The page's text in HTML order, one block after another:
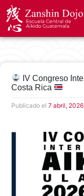
IV Congreso
Costa Rica
Publicado el 7 abril, 2026